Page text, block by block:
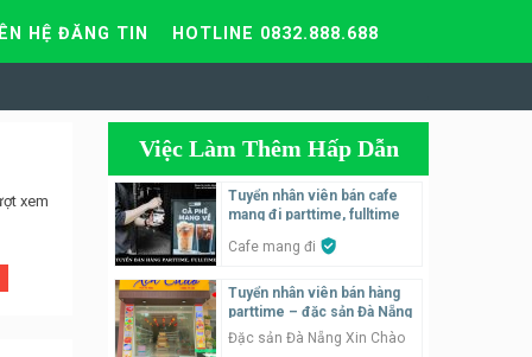
HỆ ĐĂNG TIN HOTLINE 0832.888.688
xem
Việc Làm Thêm Hấp Dẫn
Tuyển nhân viên bán cafe
mang đi parttime, fulltime
Cafe mang đi
Tuyển nhân viên bán hàng
parttime – đặc sản Đà Nẵng
Đặc sản Đà Nẵng Xin Chào